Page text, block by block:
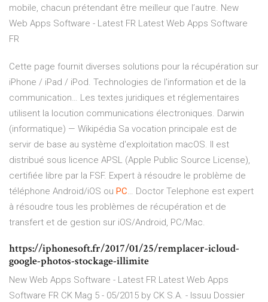
mobile, chacun prétendant être meilleur que l’autre. New
Web Apps Software - Latest FR Latest Web Apps Software
FR
Cette page fournit diverses solutions pour la récupération sur
iPhone / iPad / iPod. Technologies de l'information et de la
communication… Les textes juridiques et réglementaires
utilisent la locution communications électroniques. Darwin
(informatique) — Wikipédia Sa vocation principale est de
servir de base au système d'exploitation macOS. Il est
distribué sous licence APSL (Apple Public Source License),
certifiée libre par la FSF. Expert à résoudre le problème de
téléphone Android/iOS ou PC… Doctor Telephone est expert
à résoudre tous les problèmes de récupération et de
transfert et de gestion sur iOS/Android, PC/Mac.
https://iphonesoft.fr/2017/01/25/remplacer-icloud-
google-photos-stockage-illimite
New Web Apps Software - Latest FR Latest Web Apps
Software FR CK Mag 5 - 05/2015 by CK S.A. - Issuu Dossier